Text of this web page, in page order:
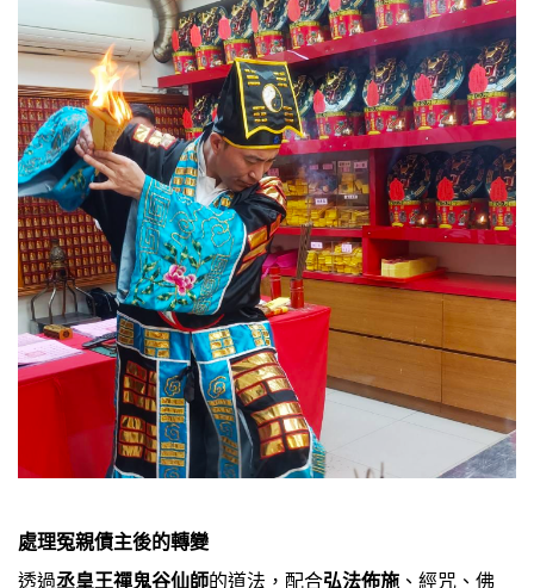
處理冤親債主後的轉變
透過丞皇王禪鬼谷仙師的道法，配合弘法佈施 、經咒、佛